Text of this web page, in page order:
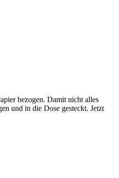
bezogen. Damit nicht alles
und in die Dose gesteckt. Jetzt